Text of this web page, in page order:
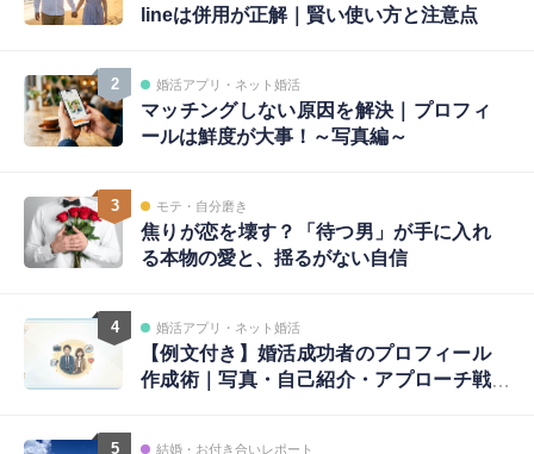
lineは併用が正解｜賢い使い方と注意点
2 婚活アプリ・ネット婚活
マッチングしない原因を解決｜プロフィ
ールは鮮度が大事！～写真編～
3 モテ・自分磨き
焦りが恋を壊す？「待つ男」が手に入れ
る本物の愛と、揺るがない自信
4 婚活アプリ・ネット婚活
【例文付き】婚活成功者のプロフィール
作成術｜写真・自己紹介・アプローチ戦
5 結婚・お付き合いレポート